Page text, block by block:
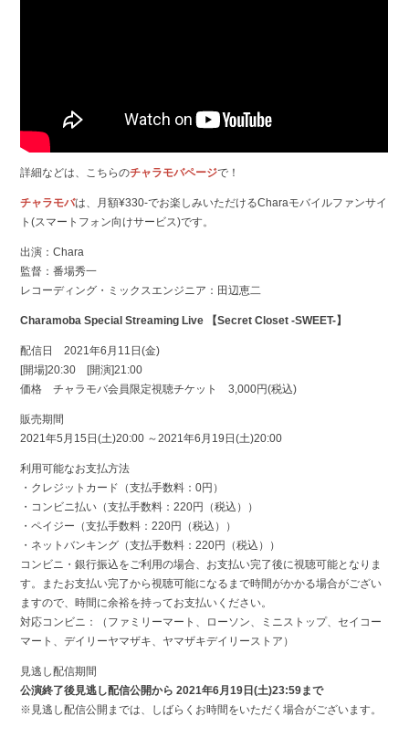
詳細などは、こちらのチャラモバページで！
チャラモバは、月額¥330-でお楽しみいただけるCharaモバイルファンサイ
ト(スマートフォン向けサービス)です。
出演：Chara
監督：番場秀一
レコーディング・ミックスエンジニア：田辺恵二
Charamoba Special Streaming Live 【Secret Closet -SWEET-】
配信日 2021年6月11日(金)
[開場]20:30 [開演]21:00
価格 チャラモバ会員限定視聴チケット 3,000円(税込)
販売期間
2021年5月15日(土)20:00 ～2021年6月19日(土)20:00
利用可能なお支払方法
・クレジットカード（支払手数料：0円）
・コンビニ払い（支払手数料：220円（税込））
・ペイジー（支払手数料：220円（税込））
・ネットバンキング（支払手数料：220円（税込））
コンビニ・銀行振込をご利用の場合、お支払い完了後に視聴可能となりま
す。またお支払い完了から視聴可能になるまで時間がかかる場合がござい
ますので、時間に余裕を持ってお支払いください。
対応コンビニ：（ファミリーマート、ローソン、ミニストップ、セイコー
マート、デイリーヤマザキ、ヤマザキデイリーストア）
見逃し配信期間
公演終了後見逃し配信公開から 2021年6月19日(土)23:59まで
※見逃し配信公開までは、しばらくお時間をいただく場合がございます。